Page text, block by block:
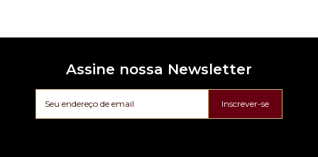
Assine nossa Newsletter
Inscrever-se